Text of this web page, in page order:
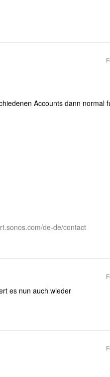
Accounts dann normal
de-de/contact
es nun auch wieder